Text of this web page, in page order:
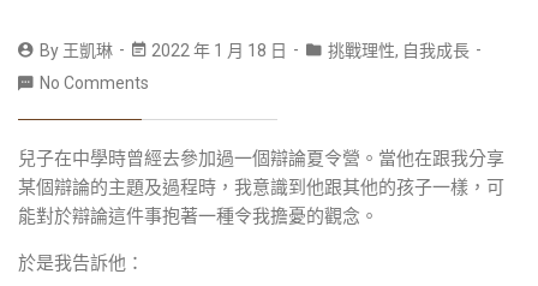
By 王凱琳 2022 年 1 月 18 日 挑戰理性, 自我成長
No Comments
兒子在中學時曾經去參加過一個辯論夏令營。當他在跟我分享
某個辯論的主題及過程時，我意識到他跟其他的孩子一樣，可
能對於辯論這件事抱著一種令我擔憂的觀念。
於是我告訴他：